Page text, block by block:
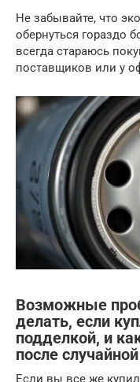
Не забывайте, что
обернуться гораздо
всегда стараюсь
поставщиков или у
Возможные
делать, если
подделкой, и
после
Если вы все же